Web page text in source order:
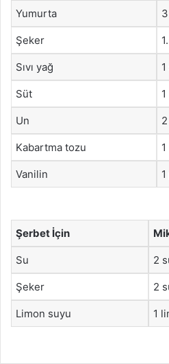
Yumurta
Şeker
Sıvı yağ
Süt
Un
Kabartma tozu
Vanilin
Şerbet İçin
Su 2
Şeker 2
Limon suyu 1